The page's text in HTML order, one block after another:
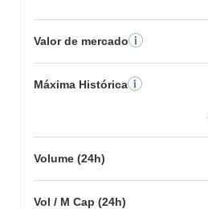
Valor de mercado
Máxima Histórica
Volume (24h)
Vol / M Cap (24h)